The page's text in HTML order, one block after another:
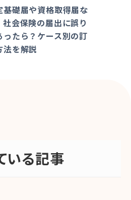
基礎届や資格取得届な
社会保険の届出に誤り
ったら？ケース別の訂
法を解説
いる記事